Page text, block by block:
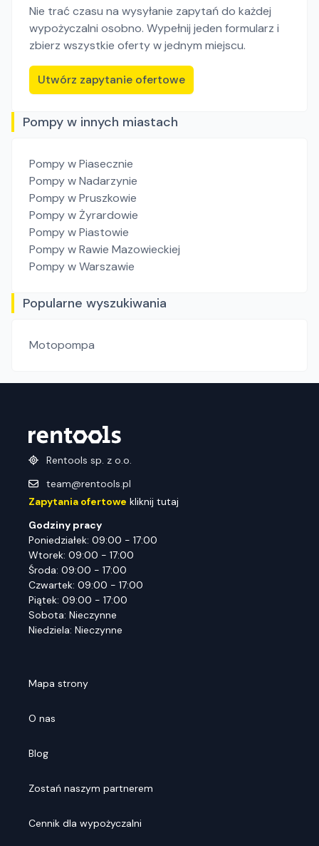
Nie trać czasu na wysyłanie zapytań do każdej
wypożyczalni osobno. Wypełnij jeden formularz i
zbierz wszystkie oferty w jednym miejscu.
Utwórz zapytanie ofertowe
Pompy w innych miastach
Pompyw Piasecznie
Pompyw Nadarzynie
Pompyw Pruszkowie
Pompyw Żyrardowie
Pompyw Piastowie
Pompyw Rawie Mazowieckiej
Pompyw Warszawie
Popularne wyszukiwania
Motopompa
Rentools sp. z o.o.
team@rentools.pl
Zapytania ofertowe kliknij tutaj
Godziny pracy
Poniedziałek: 09:00 - 17:00
Wtorek: 09:00 - 17:00
Środa: 09:00 - 17:00
Czwartek: 09:00 - 17:00
Piątek: 09:00 - 17:00
Sobota: Nieczynne
Niedziela: Nieczynne
Mapa strony
O nas
Blog
Zostań naszym partnerem
Cennik dla wypożyczalni